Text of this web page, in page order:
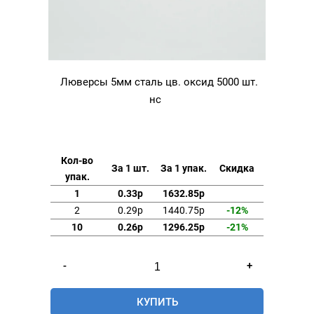
Люверсы 5мм сталь цв. оксид 5000 шт.
нс
Кол-во
упак.
За 1 шт. За 1 упак. Скидка
1 0.33р
1632.85р
2
0.29р 1440.75р
-12%
10
0.26р 1296.25р -21%
-
товара
Люверсы
5мм
+
КУПИТЬ